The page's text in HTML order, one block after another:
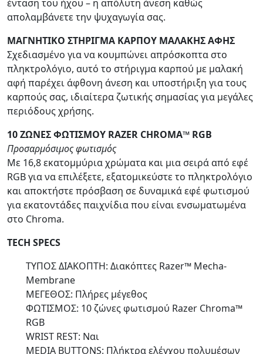
ένταση του ήχου – η απόλυτη άνεση καθώς
απολαμβάνετε την ψυχαγωγία σας.
ΜΑΓΝΗΤΙΚΟ ΣΤΗΡΙΓΜΑ ΚΑΡΠΟΥ ΜΑΛΑΚΗΣ ΑΦΗΣ
Σχεδιασμένο για να κουμπώνει απρόσκοπτα στο
πληκτρολόγιο, αυτό το στήριγμα καρπού με μαλακή
αφή παρέχει άφθονη άνεση και υποστήριξη για τους
καρπούς σας, ιδιαίτερα ζωτικής σημασίας για μεγάλες
περιόδους χρήσης.
10 ΖΩΝΕΣ ΦΩΤΙΣΜΟΥ RAZER CHROMA™ RGB
Προσαρμόσιμος φωτισμός
Με 16,8 εκατομμύρια χρώματα και μια σειρά από εφέ
RGB για να επιλέξετε, εξατομικεύστε το πληκτρολόγιο
και αποκτήστε πρόσβαση σε δυναμικά εφέ φωτισμού
για εκατοντάδες παιχνίδια που είναι ενσωματωμένα
στο Chroma.
TECH SPECS
ΤΥΠΟΣ ΔΙΑΚΟΠΤΗ: Διακόπτες Razer™ Mecha-
Membrane
ΜΕΓΕΘΟΣ: Πλήρες μέγεθος
ΦΩΤΙΣΜΟΣ: 10 ζώνες φωτισμού Razer Chroma™
RGB
WRIST REST: Ναι
MEDIA BUTTONS: Πλήκτρα ελέγχου πολυμέσων